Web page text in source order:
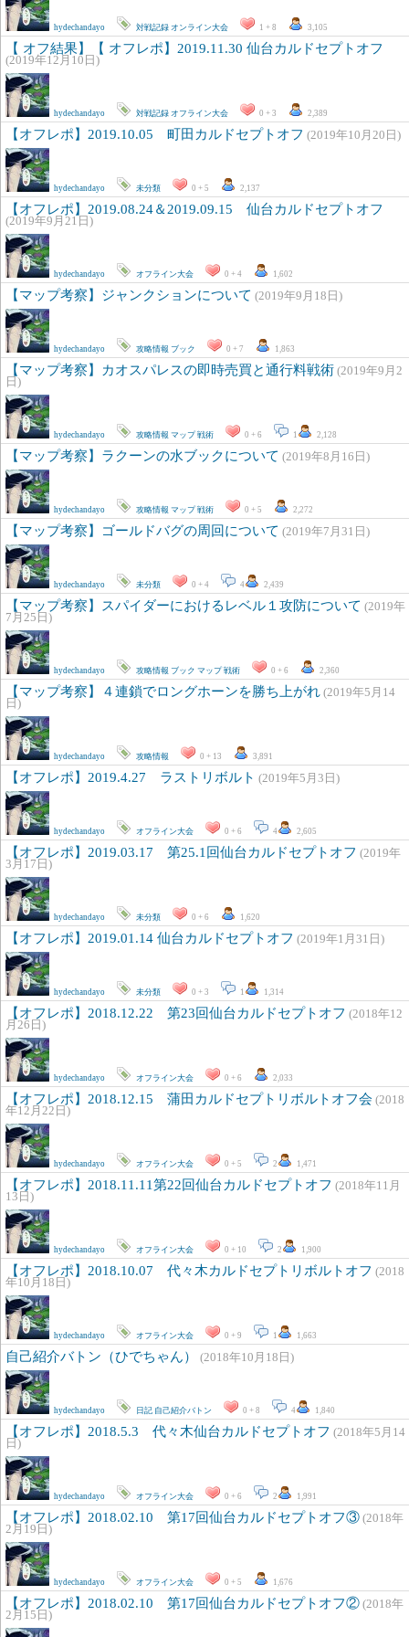
hydechandayo 対戦記録 オンライン大会 1 + 8 3,105
【 オフ結果】【 オフレポ】2019.11.30 仙台カルドセプトオフ
(2019年12月10日)
hydechandayo 対戦記録 オフライン大会 0 + 3 2,389
【オフレポ】2019.10.05 町田カルドセプトオフ (2019年10月20日)
hydechandayo 未分類 0 + 5 2,137
【オフレポ】2019.08.24＆2019.09.15 仙台カルドセプトオフ
(2019年9月21日)
hydechandayo オフライン大会 0 + 4 1,602
【マップ考察】ジャンクションについて (2019年9月18日)
hydechandayo 攻略情報 ブック 0 + 7 1,863
【マップ考察】カオスパレスの即時売買と通行料戦術 (2019年9月2
日)
hydechandayo 攻略情報 マップ 戦術 0 + 6 1 2,128
【マップ考察】ラクーンの水ブックについて (2019年8月16日)
hydechandayo 攻略情報 マップ 戦術 0 + 5 2,272
【マップ考察】ゴールドバグの周回について (2019年7月31日)
hydechandayo 未分類 0 + 4 4 2,439
【マップ考察】スパイダーにおけるレベル１攻防について (2019年
7月25日)
hydechandayo 攻略情報 ブック マップ 戦術 0 + 6 2,360
【マップ考察】４連鎖でロングホーンを勝ち上がれ (2019年5月14
日)
hydechandayo 攻略情報 0 + 13 3,891
【オフレポ】2019.4.27 ラストリボルト (2019年5月3日)
hydechandayo オフライン大会 0 + 6 4 2,605
【オフレポ】2019.03.17 第25.1回仙台カルドセプトオフ (2019年
3月17日)
hydechandayo 未分類 0 + 6 1,620
【オフレポ】2019.01.14 仙台カルドセプトオフ (2019年1月31日)
hydechandayo 未分類 0 + 3 1 1,314
【オフレポ】2018.12.22 第23回仙台カルドセプトオフ (2018年12
月26日)
hydechandayo オフライン大会 0 + 6 2,033
【オフレポ】2018.12.15 蒲田カルドセプトリボルトオフ会 (2018
年12月22日)
hydechandayo オフライン大会 0 + 5 2 1,471
【オフレポ】2018.11.11第22回仙台カルドセプトオフ (2018年11月
13日)
hydechandayo オフライン大会 0 + 10 2 1,900
【オフレポ】2018.10.07 代々木カルドセプトリボルトオフ (2018
年10月18日)
hydechandayo オフライン大会 0 + 9 1 1,663
自己紹介バトン（ひでちゃん） (2018年10月18日)
hydechandayo 日記 自己紹介バトン 0 + 8 4 1,840
【オフレポ】2018.5.3 代々木仙台カルドセプトオフ (2018年5月14
日)
hydechandayo オフライン大会 0 + 6 2 1,991
【オフレポ】2018.02.10 第17回仙台カルドセプトオフ③ (2018年
2月19日)
hydechandayo オフライン大会 0 + 5 1,676
【オフレポ】2018.02.10 第17回仙台カルドセプトオフ② (2018年
2月15日)